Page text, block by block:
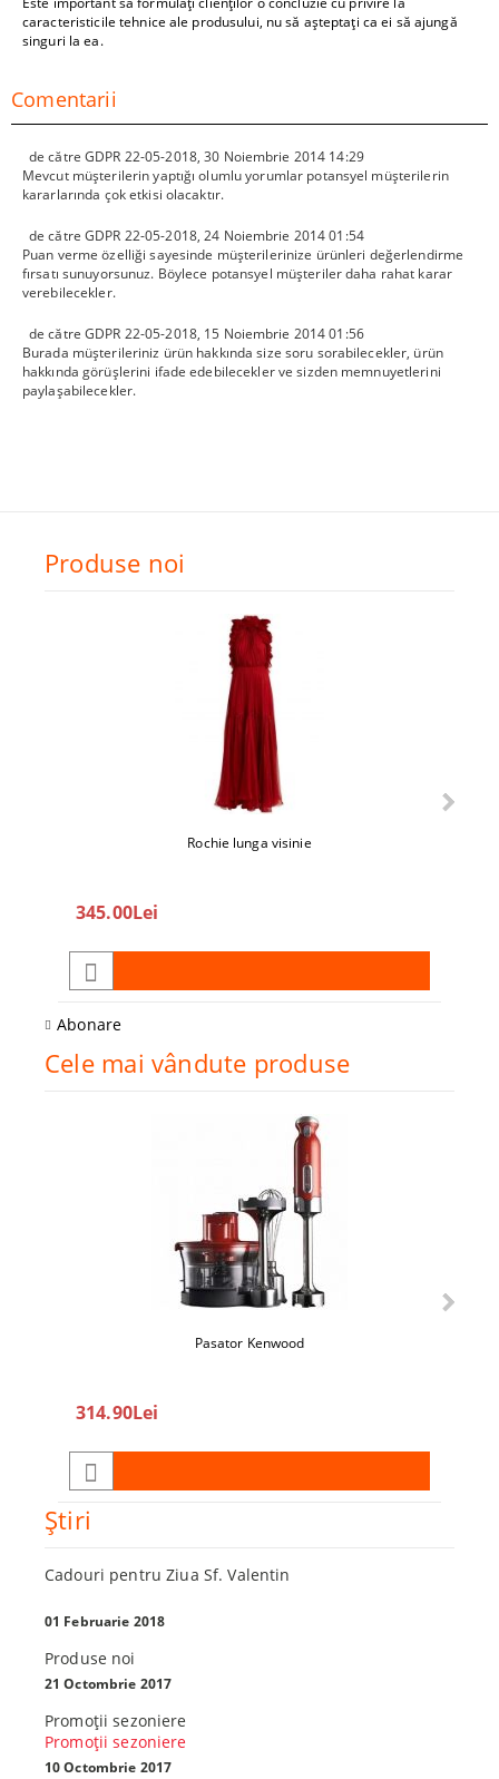
caracteristicile tehnice ale produsului, nu să așteptați ca ei să ajungă
singuri la ea.
Comentarii
de cătreGDPR 22-05-2018,30 Noiembrie 2014 14:29
Mevcut müşterilerin yaptığı olumlu yorumlar potansyel müşterilerin
kararlarında çok etkisi olacaktır.
de cătreGDPR 22-05-2018,24 Noiembrie 2014 01:54
Puan verme özelliği sayesinde müşterilerinize ürünleri değerlendirme
fırsatı sunuyorsunuz. Böylece potansyel müşteriler daha rahat karar
verebilecekler.
de cătreGDPR 22-05-2018, 15 Noiembrie 2014 01:56
Burada müşterileriniz ürün hakkında size soru sorabilecekler, ürün
hakkında görüşlerini ifade edebilecekler ve sizden memnuyetlerini
paylaşabilecekler.
Produse noi
Rochie lunga visinie
345.00Lei
Abonare
Cele mai vândute produse
Pasator Kenwood
314.90Lei
Ştiri
Cadouri pentru Ziua Sf. Valentin
01 Februarie 2018
Produse noi
21 Octombrie 2017
Promoţii sezoniere
Promoţii sezoniere
10 Octombrie 2017